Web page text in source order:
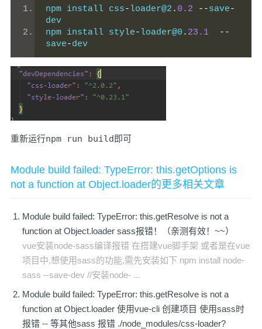
npm install css- loader@2 . 0.2 --save-
dev
npm install style- loader@0 . 23.1
--
save-dev
重新运行npm run build即可
Module build failed: TypeError: this.getOptions is
not a function at Object.loader的更多相关文章
Module build failed: TypeError: this.getResolve is not a
function at Object.loader sass报错！（亲测有效！~~）
vue安装node-sass编译报错 在搭建vue脚手架 或者是在vue
项目中,想使用sass的功能,需先安装如下 npm install node-
sass --save-dev //安装node- ...
Module build failed: TypeError: this.getResolve is not a
function at Object.loader 使用vue-cli 创建项目 使用sass时
报错 -- 等其他sass 报错 ./node_modules/css-loader?